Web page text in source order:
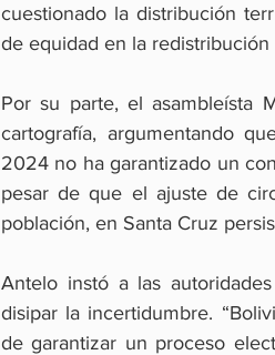
cuestionado la distribución
de equidad en la redistribución
Por su parte, el asambleísta
cartografía, argumentando
2024 no ha garantizado un
pesar de que el ajuste de
población, en Santa Cruz
Antelo instó a las
disipar la incertidumbre.
de garantizar un proceso